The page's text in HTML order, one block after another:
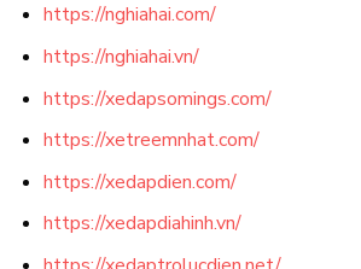
https://nghiahai.com/
https://nghiahai.vn/
https://xedapsomings.com/
https://xetreemnhat.com/
https://xedapdien.com/
https://xedapdiahinh.vn/